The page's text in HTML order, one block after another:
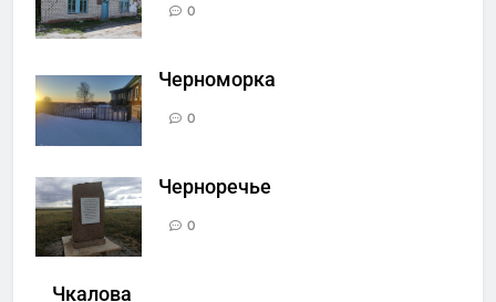
0
Черноморка
0
Черноречье
0
Чкалова